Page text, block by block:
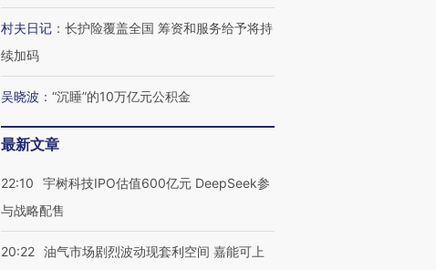
村夫日记 ： 长护险覆盖全国 筹资和服务给予将持
续加码
吴晓波 ： “沉睡”的10万亿元公积金
最新文章
22:10
宇树科技IPO估值600亿元 DeepSeek参
与战略配售
20:22 油气市场剧烈波动现套利空间 嘉能可上